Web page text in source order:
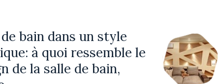
bain dans un style
à quoi ressemble le
de la salle de bain,